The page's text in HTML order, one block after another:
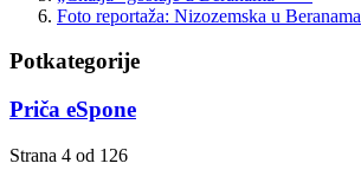
Foto reportaža: Nizozemska u Beranama
Potkategorije
Priča eSpone
Strana 4 od 126